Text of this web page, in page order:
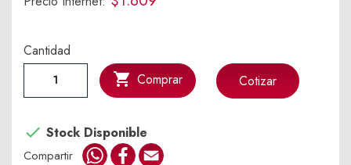
Cantidad
 Comprar
 Stock Disponible
Cotizar
Compartir WhatsApp
Facebook